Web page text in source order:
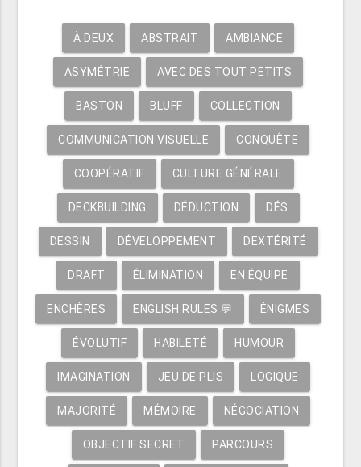
À DEUX ABSTRAIT AMBIANCE
ASYMÉTRIE AVEC DES TOUT PETITS
BASTON BLUFF COLLECTION
COMMUNICATION VISUELLE CONQUÊTE
COOPÉRATIF CULTURE GÉNÉRALE
DECKBUILDING DÉDUCTION DÉS
DESSIN DÉVELOPPEMENT DEXTÉRITÉ
DRAFT ÉLIMINATION EN ÉQUIPE
ENCHÈRES ENGLISH RULES 💬 ÉNIGMES
ÉVOLUTIF HABILETÉ HUMOUR
IMAGINATION JEU DE PLIS LOGIQUE
MAJORITÉ MÉMOIRE NÉGOCIATION
OBJECTIF SECRET PARCOURS